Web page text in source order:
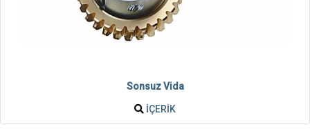
Sonsuz Vida
İÇERIK